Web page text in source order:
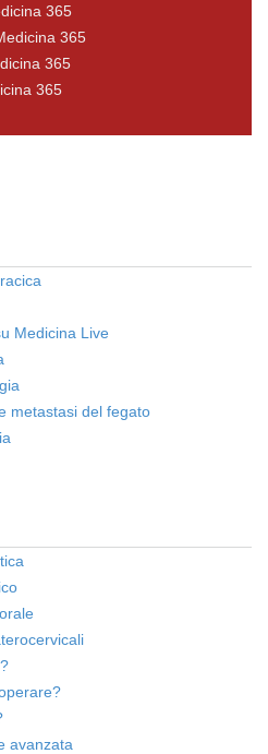
365
365
365
365
Medicina Live
metastasi del fegato
avanzata